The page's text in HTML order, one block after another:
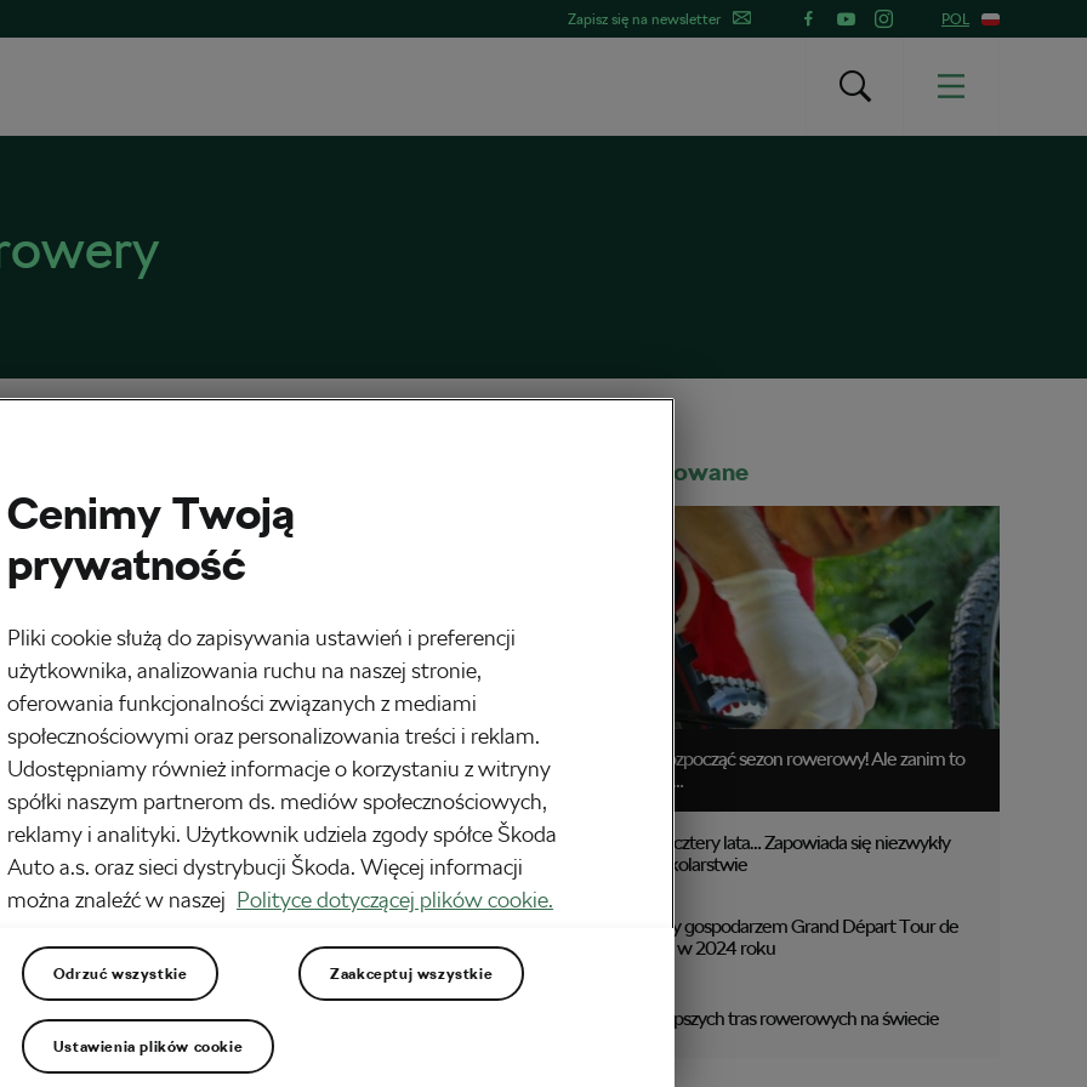
Zapisz się na newsletter POL
Huzarski
jazdy grupowej warto sobie pomagać, sygnalizując zagrożenia na drodze lub
manewry. Jak zasygnalizować innym uczestnikom treningu stojący na
swoje…
napędza rowery – Bike Atelier Maraton
2017o11:08 am
2017 upłynął pod znakiem wielu ciekawych imprez. Jedną z nich był
rowerowych Bike Atelier Maraton. Zawody odbywały się w różnych
w województwie śląskim. Pogoda była zmienna – walczyliśmy wspólnie
w deszczu, jak i w upale. Podczas każdego z wyścigów…
Kryterium PTC już za nami
Rekomendowane
Czas rozpocząć sezon rowerowy! Ale zanim to
zrobisz…
Raz na cztery lata… Zapowiada się niezwykły
rok w kolarstwie
Włochy gospodarzem Grand Départ Tour de
France w 2024 roku
5 najlepszych tras rowerowych na świecie
Cenimy Twoją
prywatność
Pliki cookie służą do zapisywania ustawień i preferencji
użytkownika, analizowania ruchu na naszej stronie,
oferowania funkcjonalności związanych z mediami
społecznościowymi oraz personalizowania treści i reklam.
Udostępniamy również informacje o korzystaniu z witryny
spółki naszym partnerom ds. mediów społecznościowych,
reklamy i analityki. Użytkownik udziela zgody spółce Škoda
Auto a.s. oraz sieci dystrybucji Škoda. Więcej informacji
można znaleźć w naszej Polityce dotyczącej plików cookie.
Odrzuć wszystkie Zaakceptuj wszystkie
Ustawienia plików cookie